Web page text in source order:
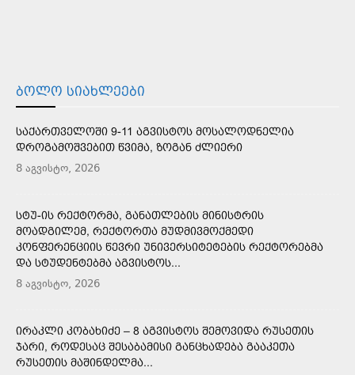
ᲑᲝᲚᲝ ᲡᲘᲐᲮᲚᲔᲔᲑᲘ
ᲡᲐᲥᲐᲠᲗᲕᲔᲚᲝᲨᲘ 9-11 ᲐᲒᲕᲘᲡᲢᲝᲡ ᲛᲝᲡᲐᲚᲝᲓᲜᲔᲚᲘᲐ
ᲓᲠᲝᲒᲐᲛᲝᲨᲕᲔᲑᲘᲗ ᲬᲕᲘᲛᲐ, ᲖᲝᲒᲐᲜ ᲫᲚᲘᲔᲠᲘ
8 აგვისტო, 2026
ᲡᲢᲣ-ᲘᲡ ᲠᲔᲥᲢᲝᲠᲛᲐ, ᲒᲐᲜᲐᲗᲚᲔᲑᲘᲡ ᲛᲘᲜᲘᲡᲢᲠᲘᲡ
ᲛᲝᲐᲓᲒᲘᲚᲔᲛ, ᲠᲔᲥᲢᲝᲠᲗᲐ ᲛᲣᲓᲛᲘᲕᲛᲝᲥᲛᲔᲓᲘ
ᲙᲝᲜᲤᲔᲠᲔᲜᲪᲘᲘᲡ ᲬᲔᲕᲠᲘ ᲣᲜᲘᲕᲔᲠᲡᲘᲢᲔᲢᲔᲑᲘᲡ ᲠᲔᲥᲢᲝᲠᲔᲑᲛᲐ
ᲓᲐ ᲡᲢᲣᲓᲔᲜᲢᲔᲑᲛᲐ ᲐᲒᲕᲘᲡᲢᲝᲡ...
8 აგვისტო, 2026
ᲘᲠᲐᲙᲚᲘ ᲙᲝᲑᲐᲮᲘᲫᲔ – 8 ᲐᲒᲕᲘᲡᲢᲝᲡ ᲨᲔᲛᲝᲕᲘᲓᲐ ᲠᲣᲡᲔᲗᲘᲡ
ᲯᲐᲠᲘ, ᲠᲝᲓᲔᲡᲐᲪ ᲨᲔᲡᲐᲑᲐᲛᲘᲡᲘ ᲒᲐᲜᲪᲮᲐᲓᲔᲑᲐ ᲒᲐᲐᲙᲔᲗᲐ
ᲠᲣᲡᲔᲗᲘᲡ ᲛᲐᲨᲘᲜᲓᲔᲚᲛᲐ...